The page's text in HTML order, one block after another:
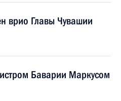
врио Главы Чувашии
Баварии Маркусом